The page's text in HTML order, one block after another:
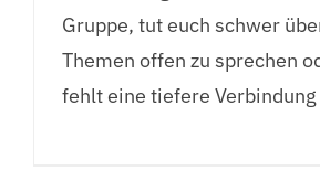
Gruppe, tut euch schwer
Themen offen zu sprechen
fehlt eine tiefere Verbindung